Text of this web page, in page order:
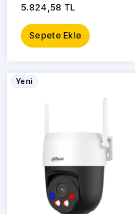
5.824,58 TL
Sepete Ekle
Yeni